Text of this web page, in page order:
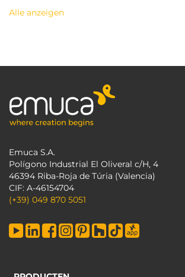
Alle anzeigen
Emuca S.A.
Polígono Industrial El Oliveral c/H, 4
46394 Riba-Roja de Túria (Valencia)
CIF: A-46154704
(+39) 049 870 5051